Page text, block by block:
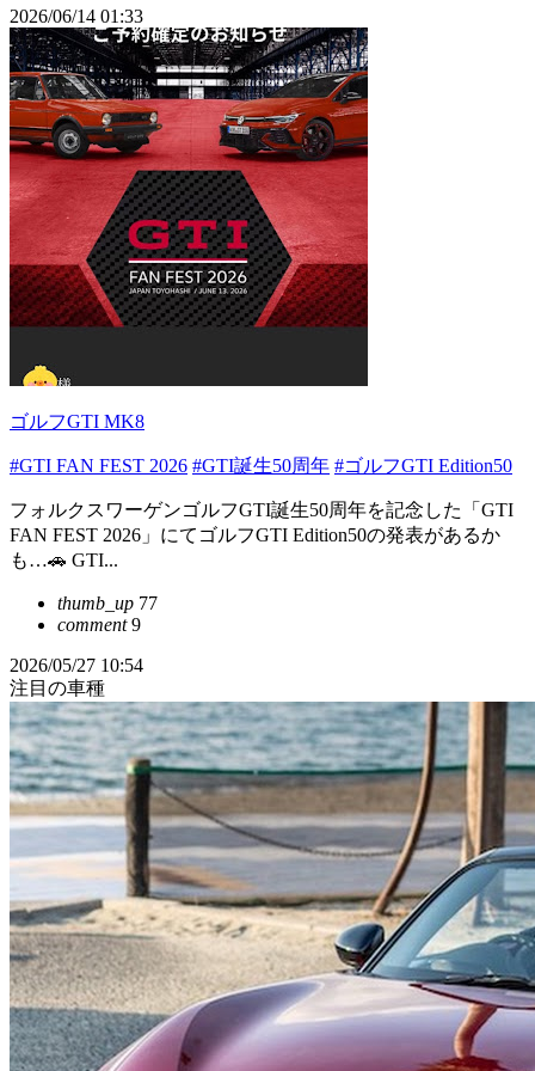
2026/06/14 01:33
ゴルフGTI MK8
#GTI FAN FEST 2026 #GTI誕生50周年 #ゴルフGTI Edition50
フォルクスワーゲンゴルフGTI誕生50周年を記念した「GTI
FAN FEST 2026」にてゴルフGTI Edition50の発表があるか
も…🚗 GTI...
thumb_up 77
comment9
2026/05/27 10:54
注目の車種